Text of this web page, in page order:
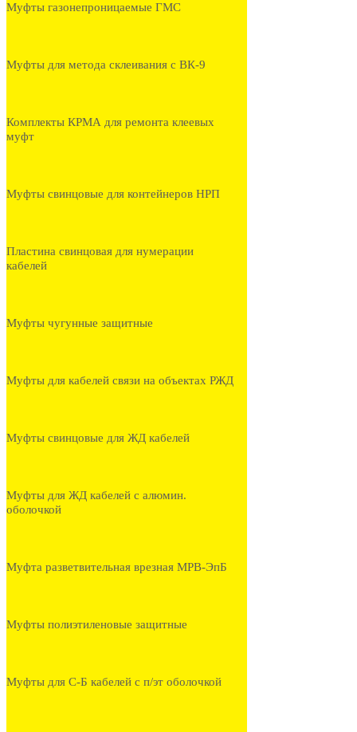
Муфты газонепроницаемые ГМС
Муфты для метода склеивания с ВК-9
Комплекты КРМА для ремонта клеевых
муфт
Муфты свинцовые для контейнеров НРП
Пластина свинцовая для нумерации
кабелей
Муфты чугунные защитные
Муфты для кабелей связи на объектах РЖД
Муфты свинцовые для ЖД кабелей
Муфты для ЖД кабелей с алюмин.
оболочкой
Муфта разветвительная врезная МРВ-ЭпБ
Муфты полиэтиленовые защитные
Муфты для С-Б кабелей с п/эт оболочкой